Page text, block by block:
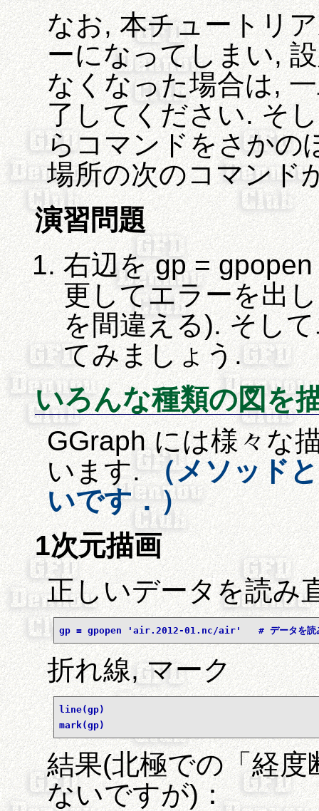
なお, 本チュートリ
ーになってしまい,
なくなった場合は,
了してください. そ
らコマンドをさかの
場所の次のコマンド
演習問題
右辺を gp =
更してエラーを出
を間違える). そし
てみましょう.
いろんな種類の図を
GGraph には様々な
います.（メソッド
いです．）
1次元描画
正しいデータを読み
gp = gpopen 'air.2012-01.nc/air'   # データを読
折れ線, マーク
line(gp)
mark(gp)
結果(北極での「経
ないですが)：